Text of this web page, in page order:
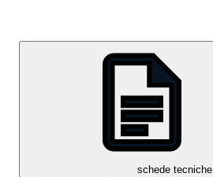
schede tecniche